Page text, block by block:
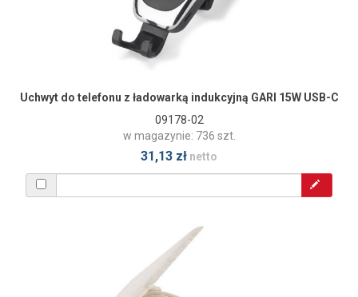
Uchwyt do telefonu z ładowarką indukcyjną GARI 15W USB-C
09178-02
w magazynie: 736 szt.
31,13 zł netto